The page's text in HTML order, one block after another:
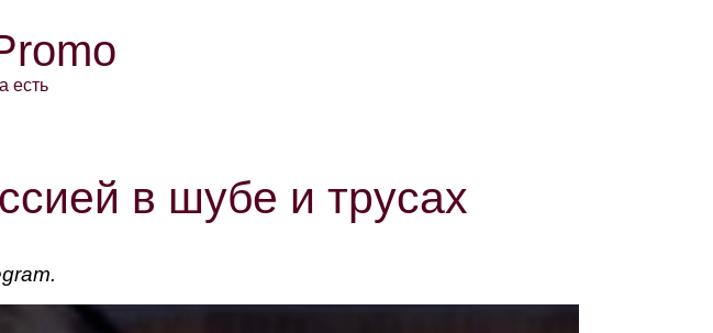
есть
в шубе и трусах